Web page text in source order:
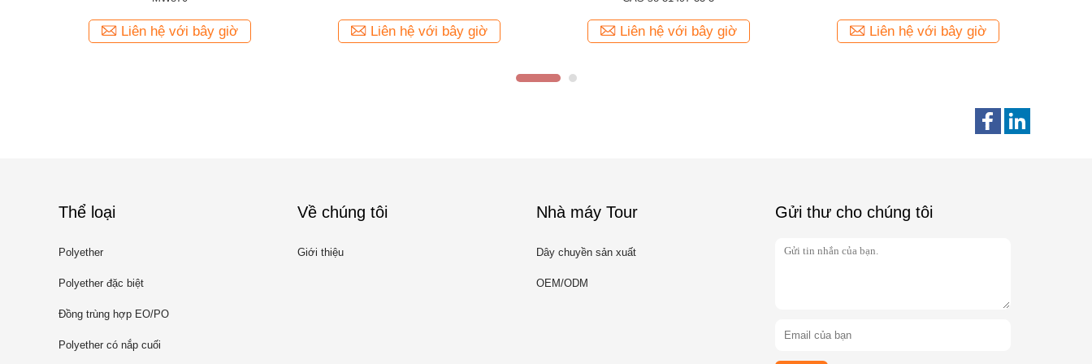
Liên hệ với bây giờ Liên hệ với bây giờ Liên hệ với bây giờ Liên hệ với bây giờ
Thể loại
Polyether
Polyether đặc biệt
Đồng trùng hợp EO/PO
Polyether có nắp cuối
Về chúng tôi
Giới thiệu
Nhà máy Tour
Dây chuyền sản xuất
OEM/ODM
Gửi thư cho chúng tôi